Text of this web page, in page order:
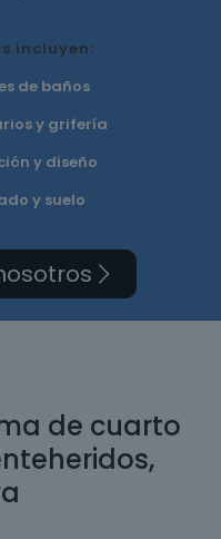
incluyen:
de baños
y grifería
y diseño
y suelo
de cuarto